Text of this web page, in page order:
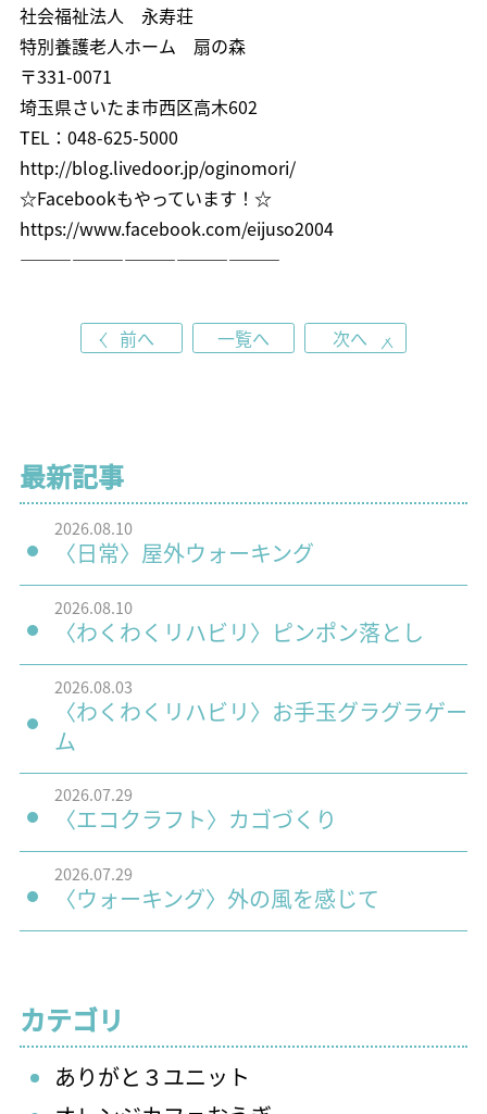
社会福祉法人 永寿荘
特別養護老人ホーム 扇の森
〒331-0071
埼玉県さいたま市西区高木602
TEL：048-625-5000
http://blog.livedoor.jp/oginomori/
☆Facebookもやっています！☆
https://www.facebook.com/eijuso2004
———————————————
前へ 一覧へ 次へ
最新記事
2026.08.10
〈日常〉屋外ウォーキング
2026.08.10
〈わくわくリハビリ〉ピンポン落とし
2026.08.03
〈わくわくリハビリ〉お手玉グラグラゲー
ム
2026.07.29
〈エコクラフト〉カゴづくり
2026.07.29
〈ウォーキング〉外の風を感じて
カテゴリ
ありがと３ユニット